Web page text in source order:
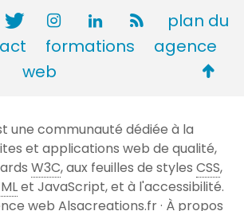
plan du
formations
agence
web
de
page
une communauté dédiée à la
et applications web de qualité,
W3C, aux feuilles de styles CSS,
et JavaScript, et à l'accessibilité.
web Alsacreations.fr· À propos